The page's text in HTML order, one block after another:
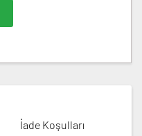
İade Koşulları